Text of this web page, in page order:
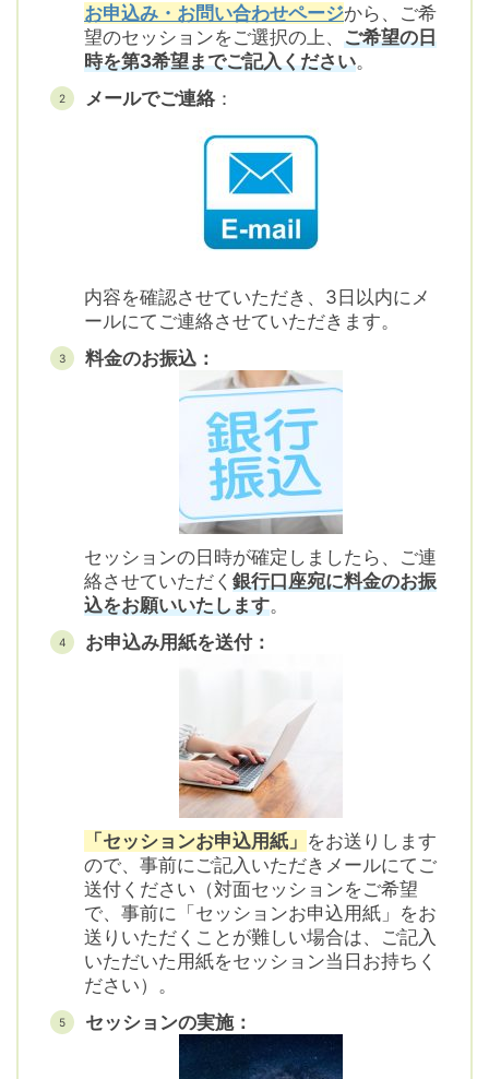
お申込み・お問い合わせページから、ご希
望のセッションをご選択の上、 ご希望の日
時を第3希望までご記入ください。
メールでご連絡：
内容を確認させていただき、3日以内にメ
ールにてご連絡させていただきます。
料金のお振込：
セッションの日時が確定しましたら、ご連
絡させていただく 銀行口座宛に料金のお振
込をお願いいたします。
お申込み用紙を送付：
「セッションお申込用紙」 をお送りします
ので、事前にご記入いただきメールにてご
送付ください（対面セッションをご希望
で、事前に「セッションお申込用紙」をお
送りいただくことが難しい場合は、ご記入
いただいた用紙をセッション当日お持ちく
ださい）。
セッションの実施：